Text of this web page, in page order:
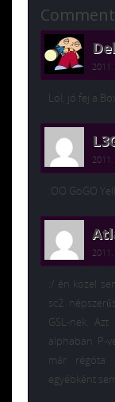
Lol, jó fej a
:OO GoGO
:/ én közel
sc2
GSL-nek.
alphaban P-
már régóta
egyébként